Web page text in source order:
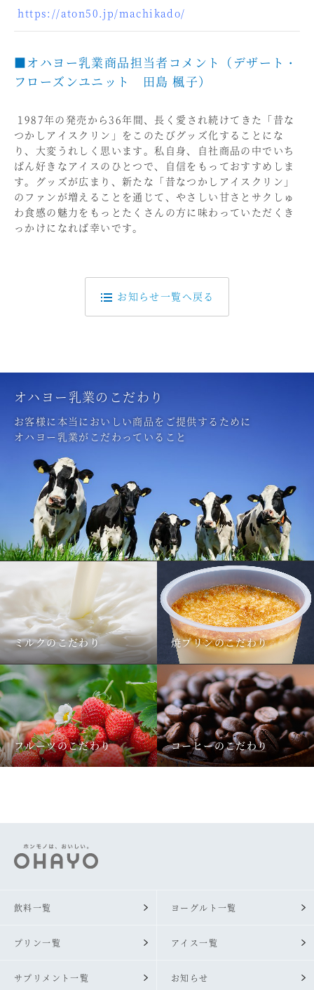
https://aton50.jp/machikado/
■オハヨー乳業商品担当者コメント（デザート・
フローズンユニット 田島 楓子）
1987年の発売から36年間、長く愛され続けてきた「昔な
つかしアイスクリン」をこのたびグッズ化することにな
り、大変うれしく思います。私自身、自社商品の中でいち
ばん好きなアイスのひとつで、自信をもっておすすめしま
す。グッズが広まり、新たな「昔なつかしアイスクリン」
のファンが増えることを通じて、やさしい甘さとサクしゅ
わ食感の魅力をもっとたくさんの方に味わっていただくき
っかけになれば幸いです。
お知らせ一覧へ戻る
オハヨー乳業のこだわり
お客様に本当においしい商品をご提供するために
オハヨー乳業がこだわっていること
ミルクのこだわり 焼プリンのこだわり
フルーツのこだわり コーヒーのこだわり
飲料一覧 ヨーグルト一覧
プリン一覧 アイス一覧
サプリメント一覧 お知らせ